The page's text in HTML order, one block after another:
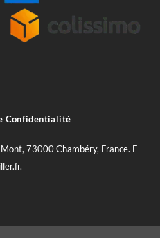
Confidentialité
73000 Chambéry, France. E-